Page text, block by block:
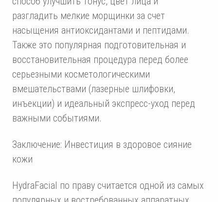
разгладить мелкие морщинки за счет
насыщения антиоксидантами и пептидами.
Также это популярная подготовительная и
восстановительная процедура перед более
серьезными косметологическими
вмешательствами (лазерные шлифовки,
инъекции) и идеальный экспресс-уход перед
важными событиями.
Заключение: Инвестиция в здоровое сияние
кожи
HydraFacial по праву считается одной из самых